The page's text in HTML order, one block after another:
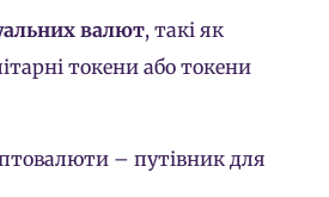
валют, такі як
токени або токени
– путівник для